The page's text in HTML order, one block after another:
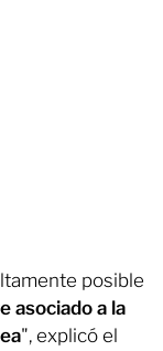
posible
asociado a la
", explicó el